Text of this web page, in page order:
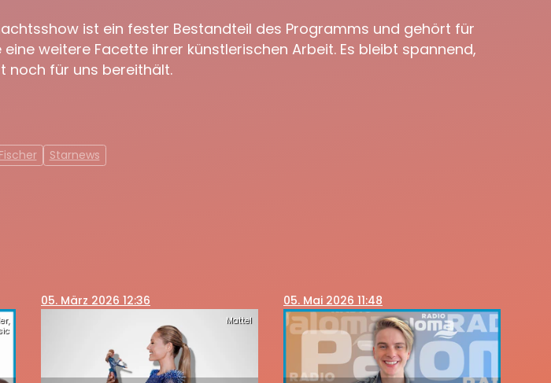
ist ein fester Bestandteil des Programms und gehört für
weitere Facette ihrer künstlerischen Arbeit. Es bleibt spannend,
noch für uns bereithält.
Starnews
05. März 2026 12:36
Mattel
05. Mai 2026 11:48